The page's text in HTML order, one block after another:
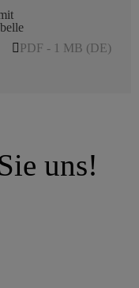
PDF - 1 MB (DE)
uns!